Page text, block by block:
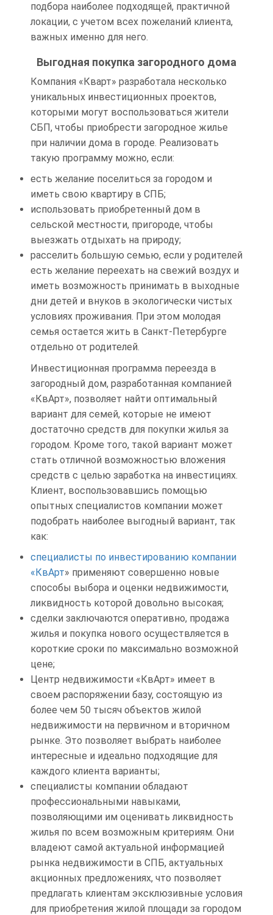
подбора наиболее подходящей, практичной
локации, с учетом всех пожеланий клиента,
важных именно для него.
Выгодная покупка загородного дома
Компания «Кварт» разработала несколько
уникальных инвестиционных проектов,
которыми могут воспользоваться жители
СБП, чтобы приобрести загородное жилье
при наличии дома в городе. Реализовать
такую программу можно, если:
есть желание поселиться за городом и
иметь свою квартиру в СПБ;
использовать приобретенный дом в
сельской местности, пригороде, чтобы
выезжать отдыхать на природу;
расселить большую семью, если у родителей
есть желание переехать на свежий воздух и
иметь возможность принимать в выходные
дни детей и внуков в экологически чистых
условиях проживания. При этом молодая
семья остается жить в Санкт-Петербурге
отдельно от родителей.
Инвестиционная программа переезда в
загородный дом, разработанная компанией
«КвАрт», позволяет найти оптимальный
вариант для семей, которые не имеют
достаточно средств для покупки жилья за
городом. Кроме того, такой вариант может
стать отличной возможностью вложения
средств с целью заработка на инвестициях.
Клиент, воспользовавшись помощью
опытных специалистов компании может
подобрать наиболее выгодный вариант, так
как:
специалисты по инвестированию компании
«КвАрт» применяют совершенно новые
способы выбора и оценки недвижимости,
ликвидность которой довольно высокая;
сделки заключаются оперативно, продажа
жилья и покупка нового осуществляется в
короткие сроки по максимально возможной
цене;
Центр недвижимости «КвАрт» имеет в
своем распоряжении базу, состоящую из
более чем 50 тысяч объектов жилой
недвижимости на первичном и вторичном
рынке. Это позволяет выбрать наиболее
интересные и идеально подходящие для
каждого клиента варианты;
специалисты компании обладают
профессиональными навыками,
позволяющими им оценивать ликвидность
жилья по всем возможным критериям. Они
владеют самой актуальной информацией
рынка недвижимости в СПБ, актуальных
акционных предложениях, что позволяет
предлагать клиентам эксклюзивные условия
для приобретения жилой площади за городом